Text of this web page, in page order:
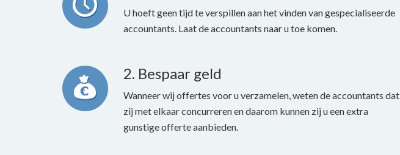
U hoeft geen tijd te verspillen aan het vinden van gespecialiseerde
accountants. Laat de accountants naar u toe komen.
2. Bespaar geld
Wanneer wij offertes voor u verzamelen, weten de accountants dat
zij met elkaar concurreren en daarom kunnen zij u een extra
gunstige offerte aanbieden.